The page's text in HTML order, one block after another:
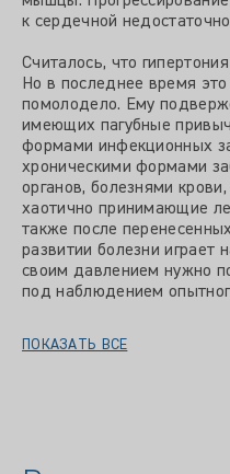
к сердечной
Считалось, что
Но в последнее время
помолодело. Ему
имеющих пагубные
формами инфекционных
хроническими формами
органов, болезнями
хаотично принимающие
также после
развитии болезни играет
своим давлением нужно
под наблюдением
ПОКАЗАТЬ ВСЕ